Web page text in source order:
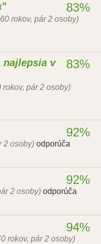
rokov, pár 2 osoby)
83%
najlepsia v
rokov, pár 2 osoby)
83%
2 osoby) odporúča
92%
2 osoby) odporúča
92%
rokov, pár 2 osoby)
94%